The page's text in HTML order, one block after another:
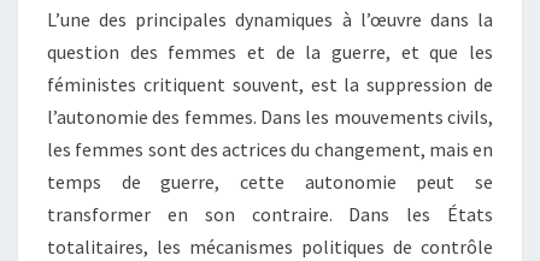
L’une des principales dynamiques à l’œuvre dans la
question des femmes et de la guerre, et que les
féministes critiquent souvent, est la suppression de
l’autonomie des femmes. Dans les mouvements civils,
les femmes sont des actrices du changement, mais en
temps de guerre, cette autonomie peut se
transformer en son contraire. Dans les États
totalitaires, les mécanismes politiques de contrôle